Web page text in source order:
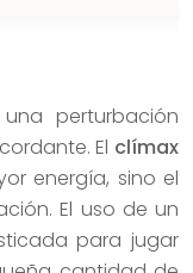
perturbación
El clímax
energía, sino el
El uso de un
para jugar